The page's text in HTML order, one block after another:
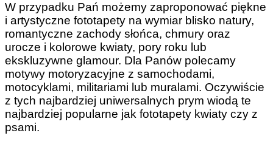
W przypadku Pań możemy zaproponować piękne
i artystyczne fototapety na wymiar blisko natury,
romantyczne zachody słońca, chmury oraz
urocze i kolorowe kwiaty, pory roku lub
ekskluzywne glamour. Dla Panów polecamy
motywy motoryzacyjne z samochodami,
motocyklami, militariami lub muralami. Oczywiście
z tych najbardziej uniwersalnych prym wiodą te
najbardziej popularne jak fototapety kwiaty czy z
psami.